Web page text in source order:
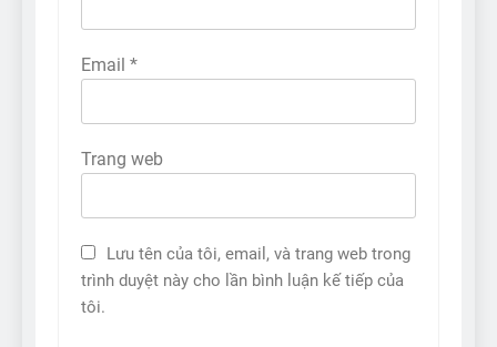
Email *
Trang web
Lưu tên của tôi, email, và trang web trong
trình duyệt này cho lần bình luận kế tiếp của
tôi.